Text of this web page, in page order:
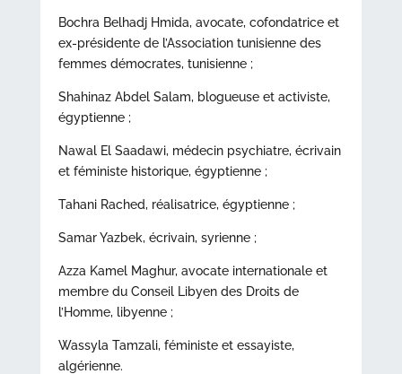
Bochra Belhadj Hmida, avocate, cofondatrice et
ex-présidente de l’Association tunisienne des
femmes démocrates, tunisienne ;
Shahinaz Abdel Salam, blogueuse et activiste,
égyptienne ;
Nawal El Saadawi, médecin psychiatre, écrivain
et féministe historique, égyptienne ;
Tahani Rached, réalisatrice, égyptienne ;
Samar Yazbek, écrivain, syrienne ;
Azza Kamel Maghur, avocate internationale et
membre du Conseil Libyen des Droits de
l’Homme, libyenne ;
Wassyla Tamzali, féministe et essayiste,
algérienne.